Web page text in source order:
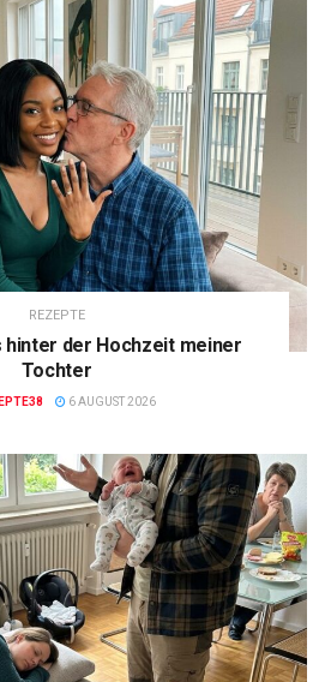
REZEPTE
hinter der Hochzeit meiner
Tochter
6 AUGUST 2026